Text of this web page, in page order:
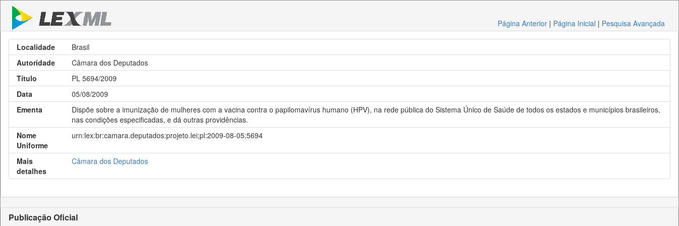
Página Anterior | Página Inicial | Pesquisa Avançada
Localidade
Brasil
Autoridade
Câmara dos Deputados
Título
PL 5694/2009
Data
05/08/2009
Ementa
Dispõe sobre a imunização de mulheres com a vacina contra o papilomavírus humano (HPV), na rede pública do Sistema Único de Saúde de todos os estados e municípios brasileiros,
nas condições especificadas, e dá outras providências.
Nome
Uniforme
urn:lex:br:camara.deputados:projeto.lei;pl:2009-08-05;5694
Mais
detalhes
Câmara dos Deputados
Publicação Oficial